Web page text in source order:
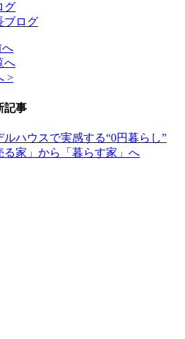
グ
ブログ
へ
へ
>
記事
ルハウスで実感する“0円暮らし”
る家」から「暮らす家」へ